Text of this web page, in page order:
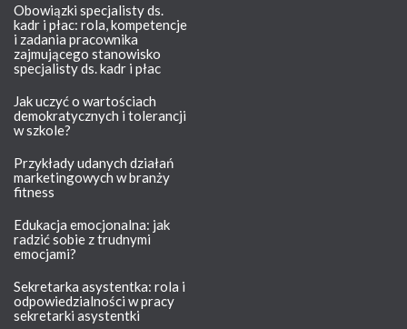
Obowiązki specjalisty ds.
kadr i płac: rola, kompetencje
i zadania pracownika
zajmującego stanowisko
specjalisty ds. kadr i płac
Jak uczyć o wartościach
demokratycznych i tolerancji
w szkole?
Przykłady udanych działań
marketingowych w branży
fitness
Edukacja emocjonalna: jak
radzić sobie z trudnymi
emocjami?
Sekretarka asystentka: rola i
odpowiedzialności w pracy
sekretarki asystentki